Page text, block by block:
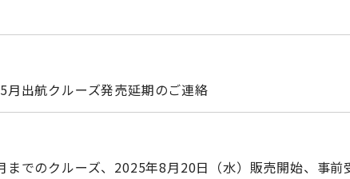
出航クルーズ発売延期のご連絡
でのクルーズ、2025年8月20日（水）販売開始、事前